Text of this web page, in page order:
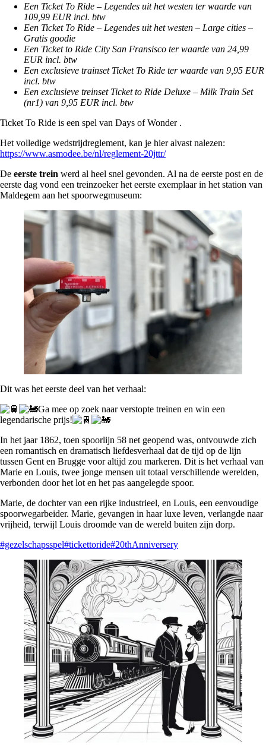
Een Ticket To Ride – Legendes uit het westen ter waarde van
109,99 EUR incl. btw
Een Ticket To Ride – Legendes uit het westen – Large cities –
Gratis goodie
Een Ticket to Ride City San Fransisco ter waarde van 24,99
EUR incl. btw
Een exclusieve trainset Ticket To Ride ter waarde van 9,95 EUR
incl. btw
Een exclusieve treinset Ticket to Ride Deluxe – Milk Train Set
(nr1) van 9,95 EUR incl. btw
Ticket To Ride is een spel van Days of Wonder .
Het volledige wedstrijdreglement, kan je hier alvast nalezen:
https://www.asmodee.be/nl/reglement-20jttr/
De eerste trein werd al heel snel gevonden. Al na de eerste post en de
eerste dag vond een treinzoeker het eerste exemplaar in het station van
Maldegem aan het spoorwegmuseum:
Dit was het eerste deel van het verhaal:
Ga mee op zoek naar verstopte treinen en win een
legendarische prijs!
In het jaar 1862, toen spoorlijn 58 net geopend was, ontvouwde zich
een romantisch en dramatisch liefdesverhaal dat de tijd op de lijn
tussen Gent en Brugge voor altijd zou markeren. Dit is het verhaal van
Marie en Louis, twee jonge mensen uit totaal verschillende werelden,
verbonden door het lot en het pas aangelegde spoor.
Marie, de dochter van een rijke industrieel, en Louis, een eenvoudige
spoorwegarbeider. Marie, gevangen in haar luxe leven, verlangde naar
vrijheid, terwijl Louis droomde van de wereld buiten zijn dorp.
#gezelschapsspel#tickettoride#20thAnniversery